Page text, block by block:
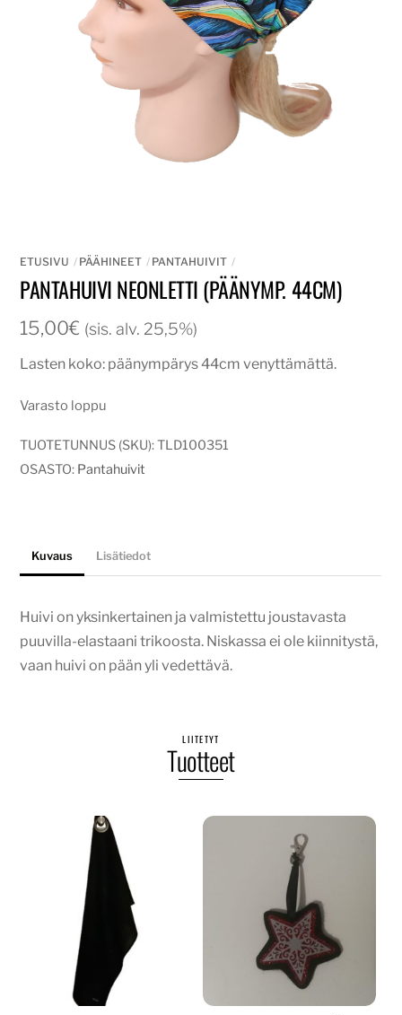
ETUSIVU PÄÄHINEET PANTAHUIVIT
PANTAHUIVI NEONLETTI (PÄÄNYMP. 44CM)
15,00€ (sis. alv. 25,5%)
Lasten koko: päänympärys 44cm venyttämättä.
Varasto loppu
TUOTETUNNUS (SKU):TLD100351
OSASTO: Pantahuivit
Kuvaus Lisätiedot
Huivi on yksinkertainen ja valmistettu joustavasta
puuvilla-elastaani trikoosta. Niskassa ei ole kiinnitystä,
vaan huivi on pään yli vedettävä.
LIITETYT
Tuotteet